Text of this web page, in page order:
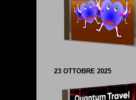
23 OTTOBRE 2025